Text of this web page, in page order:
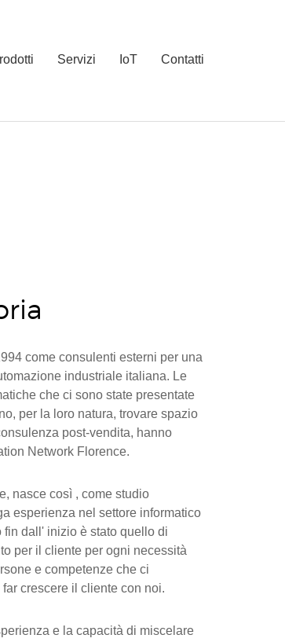
Servizi IoT Contatti
come consulenti esterni per una
industriale italiana. Le
che ci sono state presentate
per la loro natura, trovare spazio
post-vendita, hanno
Network Florence.
nasce così , come studio
esperienza nel settore informatico
dall' inizio è stato quello di
per il cliente per ogni necessità
e competenze che ci
crescere il cliente con noi.
e la capacità di miscelare